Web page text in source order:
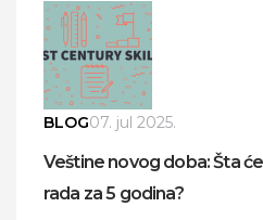
BLOG07. jul 2025.
Veštine novog doba: Šta
rada za 5 godina?